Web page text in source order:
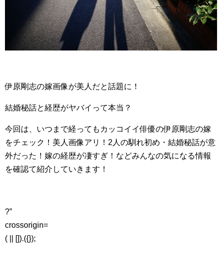
伊原剛志の嫁画像が美人だと話題に！
結婚秘話と経歴がヤバイって本当？
今回は、いつまで経ってもカッコイイ俳優の伊原剛志の嫁
をチェック！美人画像アリ！2人の馴れ初め・結婚秘話が意
外だった！嫁の経歴が凄すぎ！などみんなの気になる情報
を確認て紹介していきます！
?”
crossorigin=
( || []).({});